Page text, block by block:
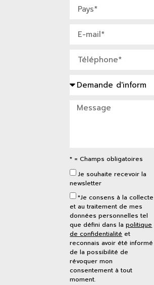
* = Champs obligatoires
Je souhaite recevoir la
newsletter
*Je consens à la collecte
et au traitement de mes
données personnelles tel
que défini dans lapolitique
de confidentialité et
reconnais avoir été informé
de la possibilité de
révoquer mon
consentement à tout
moment.